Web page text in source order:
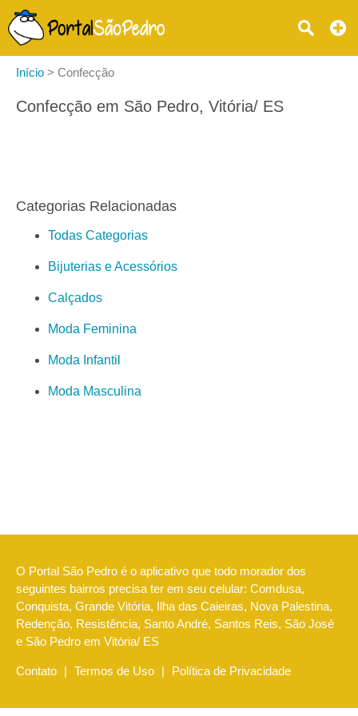
Início > Confecção
Confecção em São Pedro, Vitória/ ES
Categorias Relacionadas
Todas Categorias
Bijuterias e Acessórios
Calçados
Moda Feminina
Moda Infantil
Moda Masculina
O Portal São Pedro é o aplicativo que todo morador dos
seguintes bairros precisa ter em seu celular: Comdusa,
Conquista, Grande Vitória, Ilha das Caieiras, Nova Palestina,
Redenção, Resistência, Santo André, Santos Reis, São José
e São Pedro em Vitória/ ES
Contato | Termos de Uso | Política de Privacidade